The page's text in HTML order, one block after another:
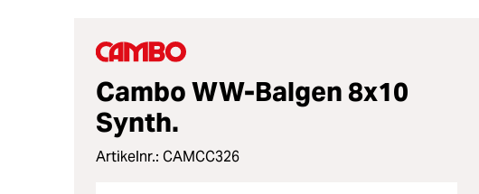
Cambo WW-Balgen 8x10
Synth.
Artikelnr.: CAMCC326